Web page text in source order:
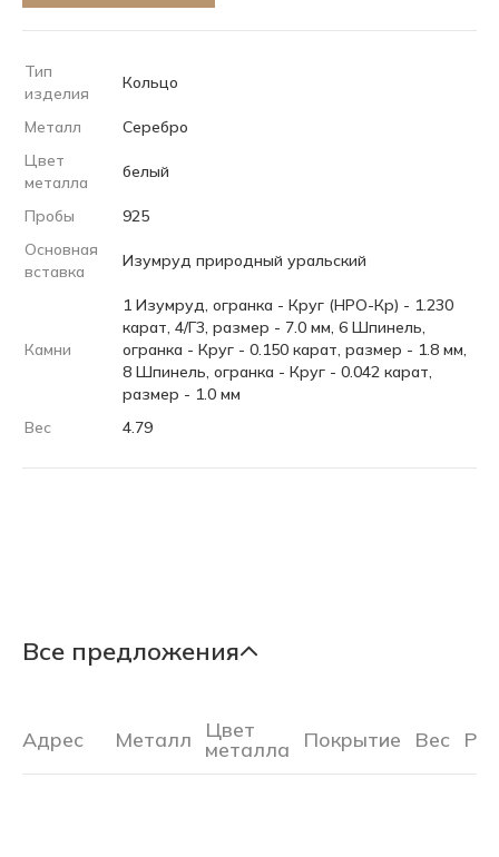
Тип
изделия
Кольцо
Металл
Серебро
Цвет
металла
белый
Пробы
925
Основная
вставка
Изумруд природный уральский
Камни
1 Изумруд, огранка - Круг (НРО-Кр) - 1.230
карат, 4/Г3, размер - 7.0 мм, 6 Шпинель,
огранка - Круг - 0.150 карат, размер - 1.8 мм,
8 Шпинель, огранка - Круг - 0.042 карат,
размер - 1.0 мм
Вес
4.79
Все предложения
Адрес Металл Цвет
металла Покрытие Вес